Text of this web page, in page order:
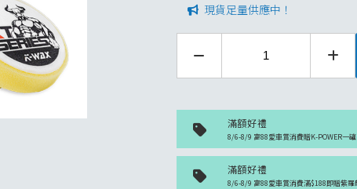
現貨足量供應中！
滿額好禮
8/6-8/9 富88愛車賞消費贈K-POWER一罐
滿額好禮
8/6-8/9 富88愛車賞消費滿$188即贈紫羅